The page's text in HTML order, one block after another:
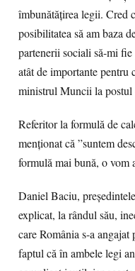
îmbunătățirea legii. Cred
posibilitatea să am baza
partenerii sociali să-mi
atât de importante pentru
ministrul Muncii la
Referitor la formulă de
menționat că ”suntem
formulă mai bună, o vom
Daniel Baciu,
explicat, la rândul său,
care România s-a
faptul că în ambele legi